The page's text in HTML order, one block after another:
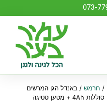
073-
/ חרמש/ באנדל הגן המרשים